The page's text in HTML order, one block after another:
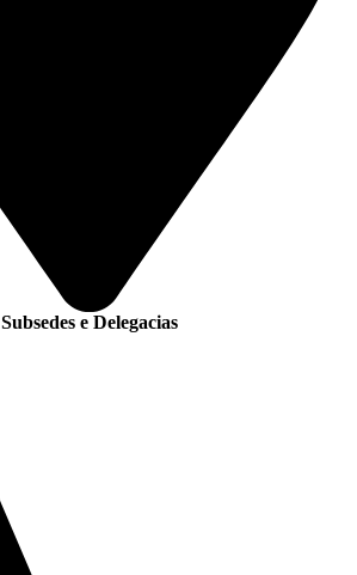
Subsedes e Delegacias